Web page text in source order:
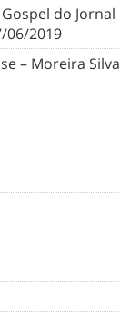
do Jornal
06/2019
– Moreira Silva